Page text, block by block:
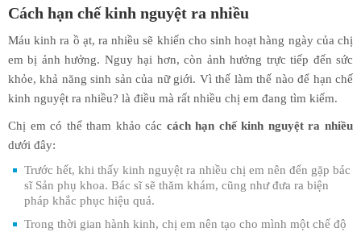
Cách hạn chế kinh nguyệt ra nhiều
Máu kinh ra ồ ạt, ra nhiều sẽ khiến cho sinh hoạt hàng ngày của chị
em bị ảnh hưởng. Nguy hại hơn, còn ảnh hưởng trực tiếp đến sức
khỏe, khả năng sinh sản của nữ giới. Vì thế làm thế nào để hạn chế
kinh nguyệt ra nhiều? là điều mà rất nhiều chị em đang tìm kiếm.
Chị em có thể tham khảo các cách hạn chế kinh nguyệt ra nhiều
dưới đây:
Trước hết, khi thấy kinh nguyệt ra nhiều chị em nên đến gặp bác
sĩ Sản phụ khoa. Bác sĩ sẽ thăm khám, cũng như đưa ra biện
pháp khắc phục hiệu quả.
Trong thời gian hành kinh, chị em nên tạo cho mình một chế độ